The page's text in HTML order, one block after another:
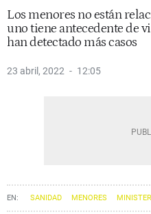
Los menores no están
uno tiene antecedente de
han detectado más casos
23 abril, 2022 12:05
SANIDAD MENORES